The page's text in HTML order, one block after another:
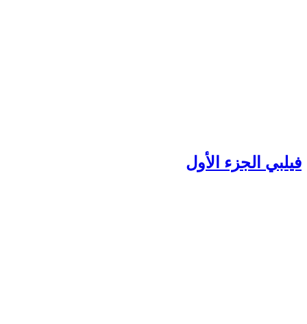
الجزء الأول